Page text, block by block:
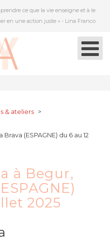
ce que la vie enseigne et à le
en une action juste » - Lina Franco
& ateliers >
(ESPAGNE) du 6 au 12
à Begur,
2025